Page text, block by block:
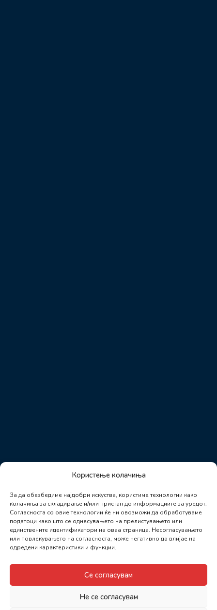
Користење колачиња
За да обезбедиме најдобри искуства, користиме технологии како
колачиња за складирање и/или пристап до информациите за уредот.
Согласноста со овие технологии ќе ни овозможи да обработуваме
податоци како што се однесувањето на прелистувањето или
единствените идентификатори на оваа страница. Несогласувањето
или повлекувањето на согласноста, може негативно да влијае на
одредени карактеристики и функции.
Се согласувам
Не се согласувам